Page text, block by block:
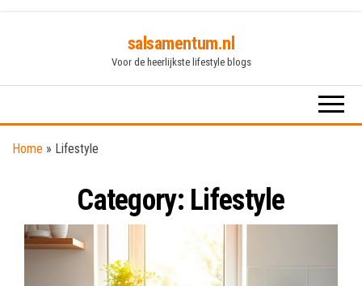
content
salsamentum.nl
Voor de heerlijkste lifestyle blogs
Home » Lifestyle
Category: Lifestyle